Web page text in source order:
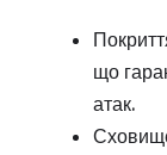
що
атак.